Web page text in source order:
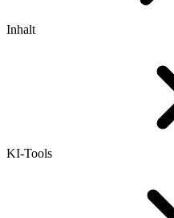
Inhalt
KI-Tools